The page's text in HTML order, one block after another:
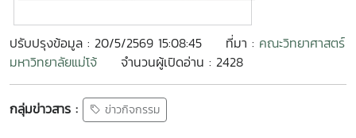
ปรับปรุงข้อมูล : 20/5/2569 15:08:45 ที่มา : คณะวิทยาศาสตร์
มหาวิทยาลัยแม่โจ้
จำนวนผู้เปิดอ่าน : 2428
กลุ่มข่าวสาร : ข่าวกิจกรรม